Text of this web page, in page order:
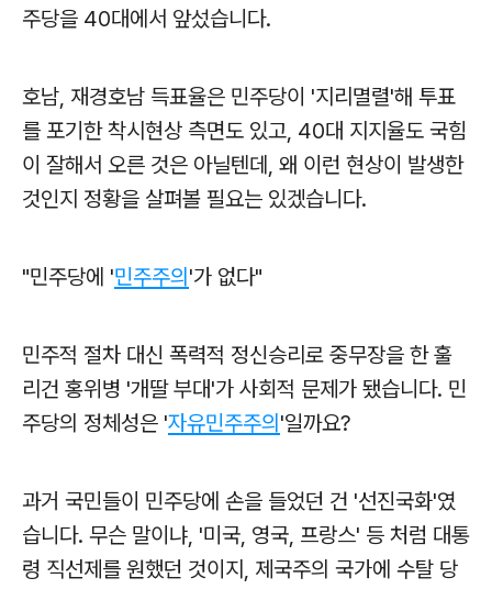
주당을 40대에서 앞섰습니다.
호남, 재경호남 득표율은 민주당이 '지리멸렬'해 투표
를 포기한 착시현상 측면도 있고, 40대 지지율도 국힘
이 잘해서 오른 것은 아닐텐데, 왜 이런 현상이 발생한
것인지 정황을 살펴볼 필요는 있겠습니다.
"민주당에 '민주주의 '가 없다"
민주적 절차 대신 폭력적 정신승리로 중무장을 한 훌
리건 홍위병 '개딸 부대'가 사회적 문제가 됐습니다. 민
주당의 정체성은 '자유민주주의 '일까요?
과거 국민들이 민주당에 손을 들었던 건 '선진국화'였
습니다. 무슨 말이냐, '미국, 영국, 프랑스' 등 처럼 대통
령 직선제를 원했던 것이지, 제국주의 국가에 수탈 당